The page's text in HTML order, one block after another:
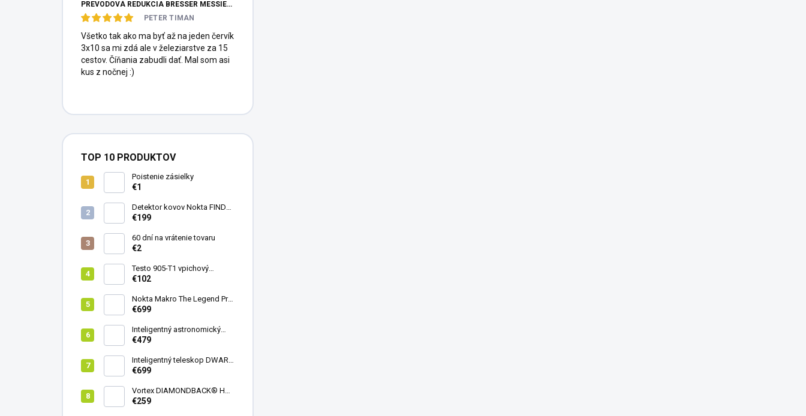
PREVODOVÁ REDUKCIA BRESSER MESSIER HEXAFOC 1:10
PETER TIMAN
Všetko tak ako ma byť až na jeden červík
3x10 sa mi zdá ale v železiarstve za 15
cestov. Číňania zabudli dať. Mal som asi
kus z nočnej :)
TOP 10 PRODUKTOV
Poistenie zásielky
€1
Detektor kovov Nokta FINDX
Pro
€199
60 dní na vrátenie tovaru
€2
Testo 905-T1 vpichový
teplomer
€102
Nokta Makro The Legend Pro
Pack - model 2024
€699
Inteligentný astronomický
teleskop DwarfLab Dwarf
€479
Inteligentný teleskop DWARF
III + originálny statív DWARF 3
€699
Vortex DIAMONDBACK® HD
8X42
€259